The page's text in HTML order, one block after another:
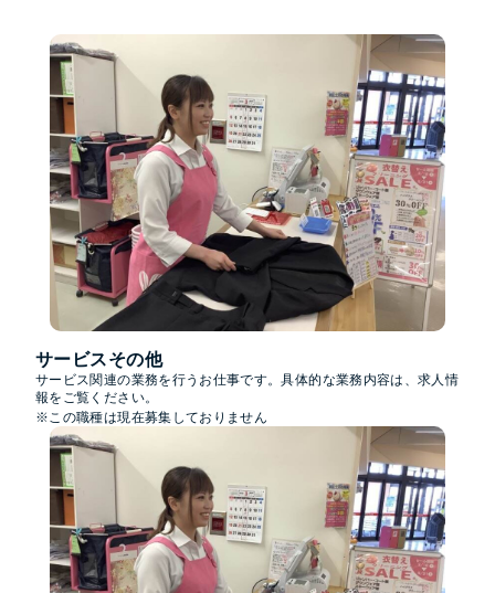
サービスその他
サービス関連の業務を行うお仕事です。具体的な業務内容は、求人情
報をご覧ください。
※この職種は現在募集しておりません